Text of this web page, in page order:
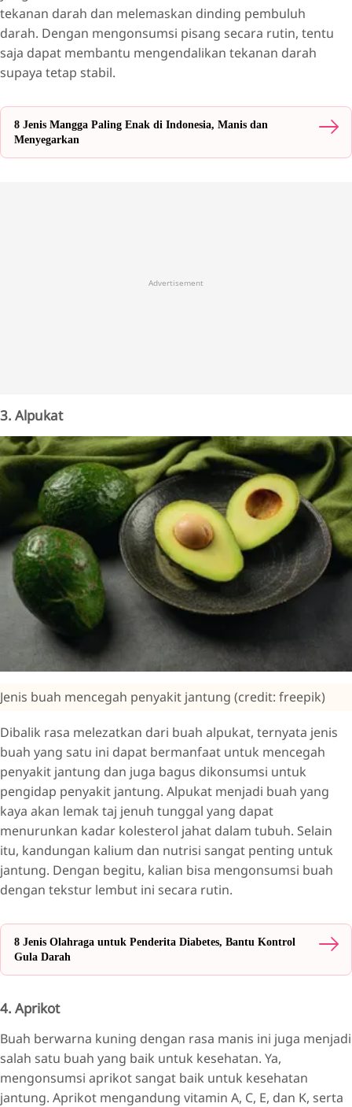
tekanan darah dan melemaskan dinding pembuluh
darah. Dengan mengonsumsi pisang secara rutin, tentu
saja dapat membantu mengendalikan tekanan darah
supaya tetap stabil.
8 Jenis Mangga Paling Enak di Indonesia, Manis dan
Menyegarkan
Advertisement
3. Alpukat
Jenis buah mencegah penyakit jantung (credit: freepik)
Dibalik rasa melezatkan dari buah alpukat, ternyata jenis
buah yang satu ini dapat bermanfaat untuk mencegah
penyakit jantung dan juga bagus dikonsumsi untuk
pengidap penyakit jantung. Alpukat menjadi buah yang
kaya akan lemak taj jenuh tunggal yang dapat
menurunkan kadar kolesterol jahat dalam tubuh. Selain
itu, kandungan kalium dan nutrisi sangat penting untuk
jantung. Dengan begitu, kalian bisa mengonsumsi buah
dengan tekstur lembut ini secara rutin.
8 Jenis Olahraga untuk Penderita Diabetes, Bantu Kontrol
Gula Darah
4. Aprikot
Buah berwarna kuning dengan rasa manis ini juga menjadi
salah satu buah yang baik untuk kesehatan. Ya,
mengonsumsi aprikot sangat baik untuk kesehatan
jantung. Aprikot mengandung vitamin A, C, E, dan K, serta